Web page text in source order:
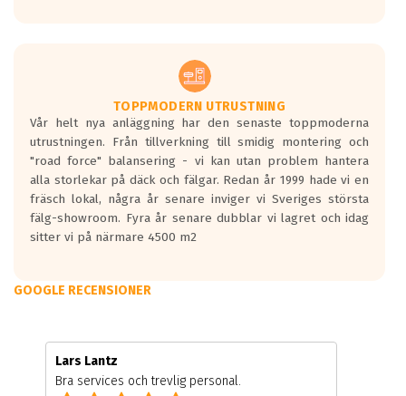
TOPPMODERN UTRUSTNING
Vår helt nya anläggning har den senaste toppmoderna
utrustningen. Från tillverkning till smidig montering och
"road force" balansering - vi kan utan problem hantera
alla storlekar på däck och fälgar. Redan år 1999 hade vi en
fräsch lokal, några år senare inviger vi Sveriges största
fälg-showroom. Fyra år senare dubblar vi lagret och idag
sitter vi på närmare 4500 m2
GOOGLE RECENSIONER
Lars Lantz
Bra services och trevlig personal.